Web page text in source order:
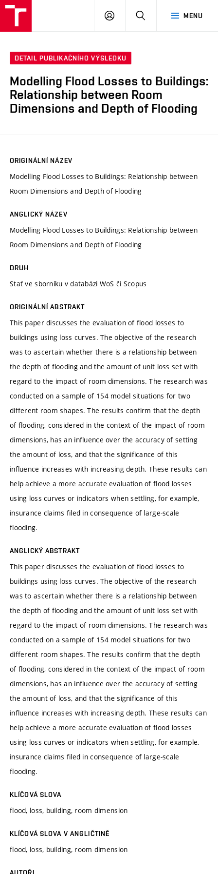
MENU
PŘIHLÁSIT
DETAIL PUBLIKAČNÍHO VÝSLEDKU
Modelling Flood Losses to Buildings:
Relationship between Room
Dimensions and Depth of Flooding
ORIGINÁLNÍ NÁZEV
Modelling Flood Losses to Buildings: Relationship between
Room Dimensions and Depth of Flooding
ANGLICKÝ NÁZEV
Modelling Flood Losses to Buildings: Relationship between
Room Dimensions and Depth of Flooding
DRUH
Stať ve sborníku v databázi WoS či Scopus
ORIGINÁLNÍ ABSTRAKT
This paper discusses the evaluation of flood losses to
buildings using loss curves. The objective of the research
was to ascertain whether there is a relationship between
the depth of flooding and the amount of unit loss set with
regard to the impact of room dimensions. The research was
conducted on a sample of 154 model situations for two
different room shapes. The results confirm that the depth
of flooding, considered in the context of the impact of room
dimensions, has an influence over the accuracy of setting
the amount of loss, and that the significance of this
influence increases with increasing depth. These results can
help achieve a more accurate evaluation of flood losses
using loss curves or indicators when settling, for example,
insurance claims filed in consequence of large-scale
flooding.
ANGLICKÝ ABSTRAKT
This paper discusses the evaluation of flood losses to
buildings using loss curves. The objective of the research
was to ascertain whether there is a relationship between
the depth of flooding and the amount of unit loss set with
regard to the impact of room dimensions. The research was
conducted on a sample of 154 model situations for two
different room shapes. The results confirm that the depth
of flooding, considered in the context of the impact of room
dimensions, has an influence over the accuracy of setting
the amount of loss, and that the significance of this
influence increases with increasing depth. These results can
help achieve a more accurate evaluation of flood losses
using loss curves or indicators when settling, for example,
insurance claims filed in consequence of large-scale
flooding.
KLÍČOVÁ SLOVA
flood, loss, building, room dimension
KLÍČOVÁ SLOVA V ANGLIČTINĚ
flood, loss, building, room dimension
AUTOŘI